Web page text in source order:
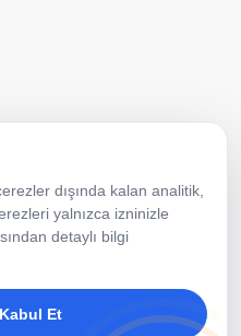
dışında kalan analitik,
yalnızca izninizle
detaylı bilgi
Et